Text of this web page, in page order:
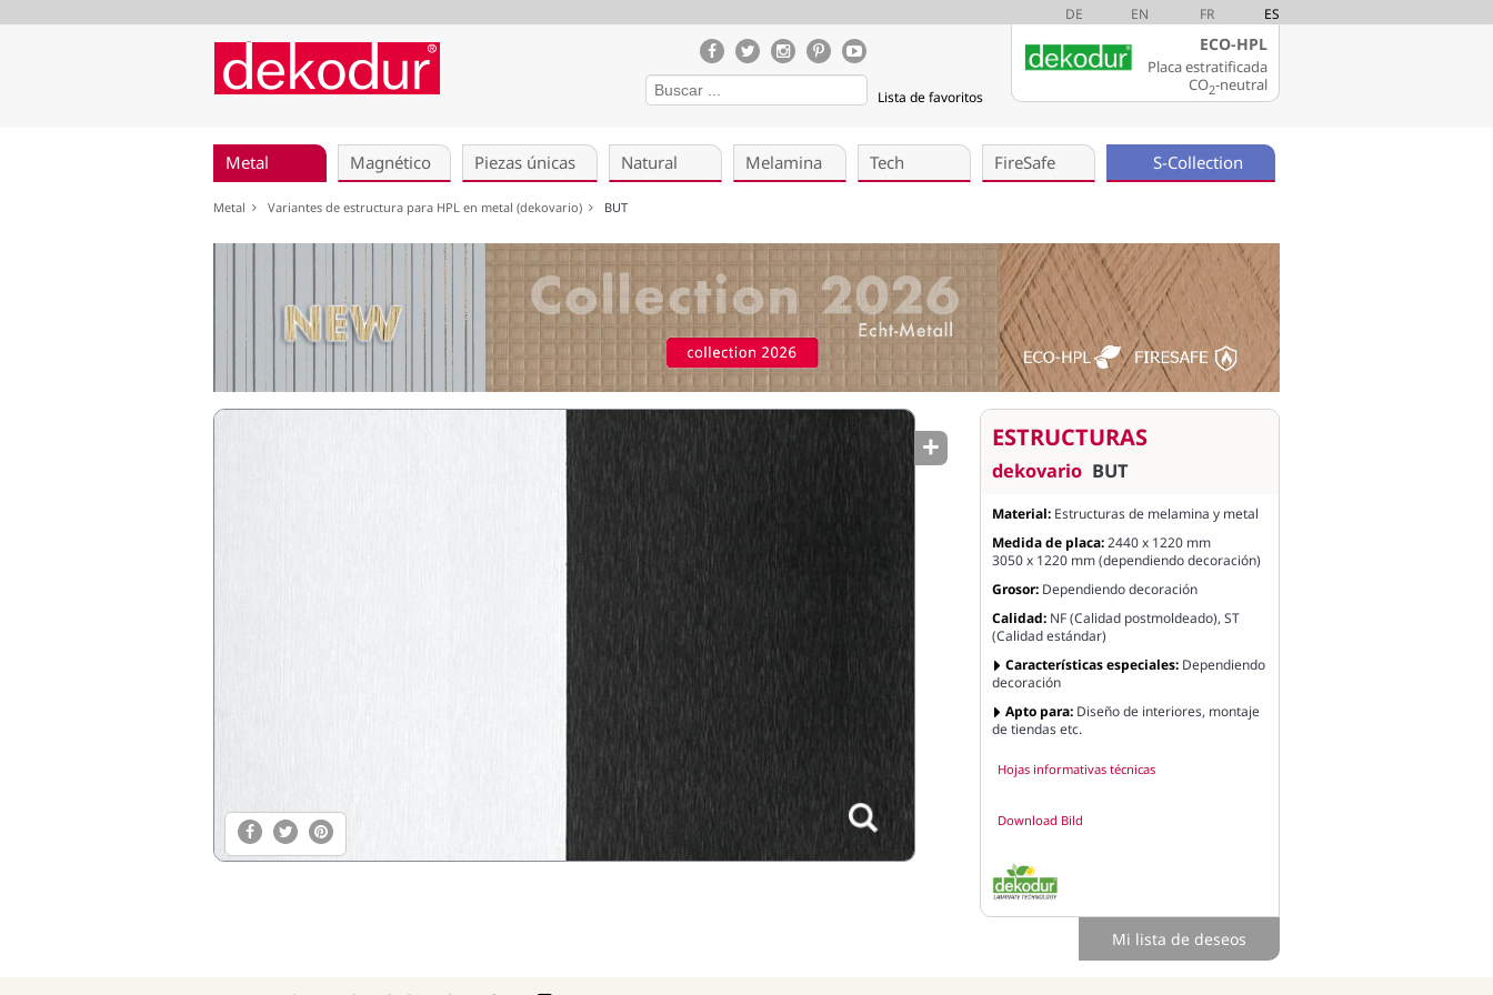
DE EN FR ES
Lista de favoritos
ECO-HPL
Placa estratificada
CO2-neutral
Metal Magnético Piezas únicas Natural Melamina Tech FireSafe S-Collection
Metal Variantes de estructura para HPL en metal (dekovario) BUT
ESTRUCTURAS
dekovario BUT
Material: Estructuras de melamina y metal
Medida de placa:2440 x 1220 mm
3050 x 1220 mm (dependiendo decoración)
Grosor: Dependiendo decoración
Calidad: NF (Calidad postmoldeado), ST
(Calidad estándar)
Características especiales: Dependiendo
decoración
Apto para: Diseño de interiores, montaje
de tiendas etc.
Hojas informativas técnicas
Download Bild
Mi lista de deseos